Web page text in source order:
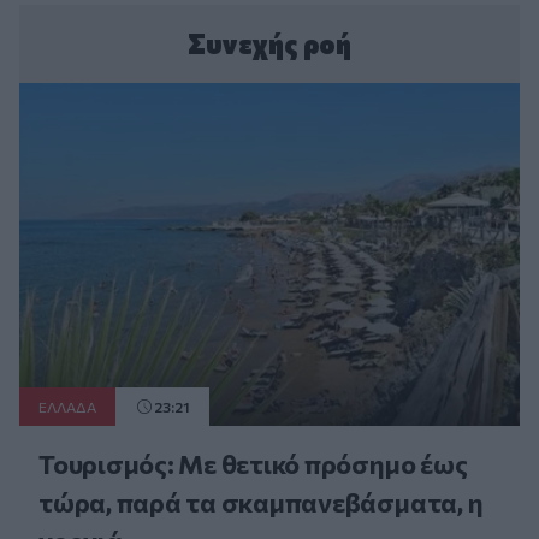
Συνεχής ροή
ΕΛΛAΔΑ 23:21
Τουρισμός: Με θετικό πρόσημο έως
τώρα, παρά τα σκαμπανεβάσματα, η